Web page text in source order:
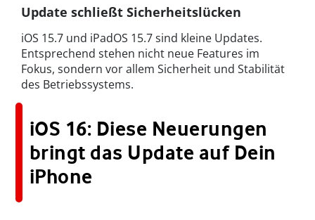
Update schließt Sicherheitslücken
iOS 15.7 und iPadOS 15.7 sind kleine Updates.
Entsprechend stehen nicht neue Features im
Fokus, sondern vor allem Sicherheit und Stabilität
des Betriebssystems.
iOS 16: Diese Neuerungen
bringt das Update auf Dein
iPhone